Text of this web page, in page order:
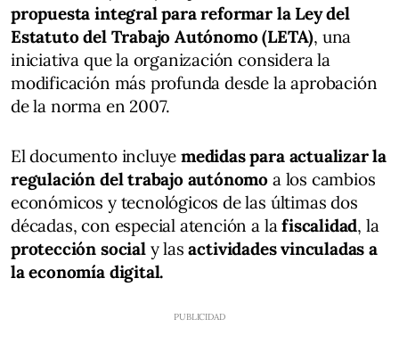
propuesta integral para reformar la Ley del
Estatuto del Trabajo Autónomo (LETA), una
iniciativa que la organización considera la
modificación más profunda desde la aprobación
de la norma en 2007.
El documento incluyemedidas para actualizar la
regulación del trabajo autónomo a los cambios
económicos y tecnológicos de las últimas dos
décadas, con especial atención a la fiscalidad, la
protección socialy lasactividades vinculadas a
la economía digital.